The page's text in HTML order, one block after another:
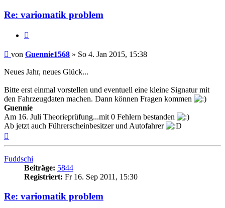
Re: variomatik problem
Beitrag
von Guennie1568 » So 4. Jan 2015, 15:38
Neues Jahr, neues Glück...
Bitte erst einmal vorstellen und eventuell eine kleine Signatur mit
den Fahrzeugdaten machen. Dann können Fragen kommen
Guennie
Am 16. Juli Theorieprüfung...mit 0 Fehlern bestanden
Ab jetzt auch Führerscheinbesitzer und Autofahrer
Fuddschi
Beiträge: 5844
Registriert: Fr 16. Sep 2011, 15:30
Re: variomatik problem